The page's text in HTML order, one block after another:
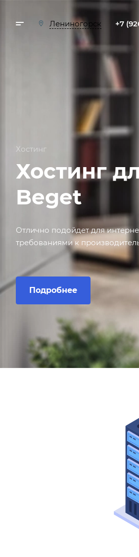
Лениногорск +7
Хостинг
Хостинг
Beget
Отлично подойдет для
требованиями к
Подробнее